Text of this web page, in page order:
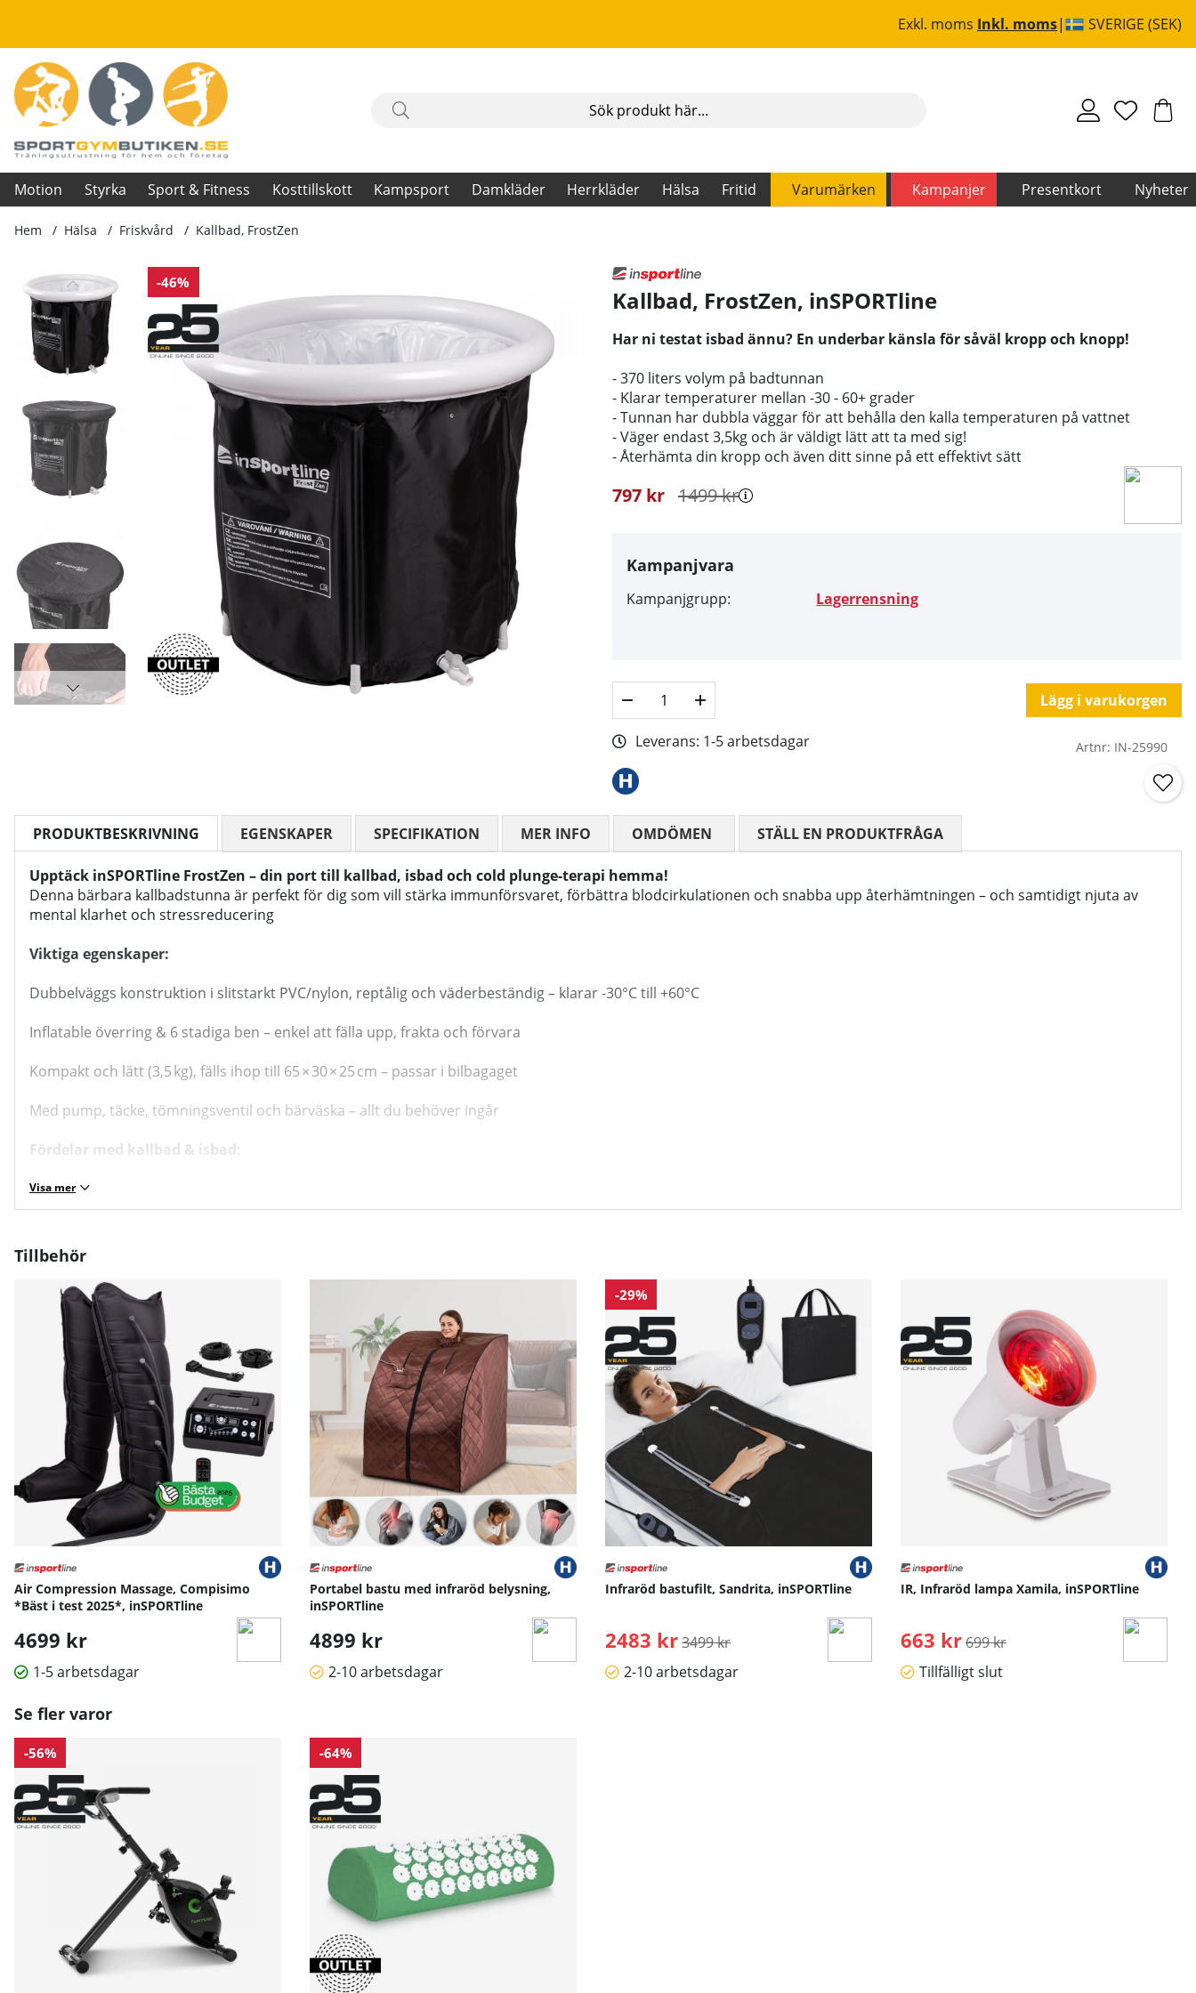
Exkl. moms Inkl. moms SVERIGE (SEK)
Motion Styrka Sport & Fitness Kosttillskott Kampsport Damkläder Herrkläder Hälsa Fritid Varumärken Kampanjer Presentkort Nyheter
Hem Hälsa Friskvård Kallbad, FrostZen
-46%
Produktbilder Kallbad, FrostZen
Kallbad, FrostZen, inSPORTline
Har ni testat isbad ännu? En underbar känsla för såväl kropp och knopp!
- 370 liters volym på badtunnan
- Klarar temperaturer mellan -30 - 60+ grader
- Tunnan har dubbla väggar för att behålla den kalla temperaturen på vattnet
- Väger endast 3,5kg och är väldigt lätt att ta med sig!
- Återhämta din kropp och även ditt sinne på ett effektivt sätt
1499kr
797 kr
Kampanjvara
Kampanjgrupp: Lagerrensning
Lägg i varukorgen
Leverans: 1-5 arbetsdagar Artnr: IN-25990
PRODUKTBESKRIVNING
Upptäck inSPORTline FrostZen – din port till kallbad, isbad och cold plunge-terapi hemma!
Denna bärbara kallbadstunna är perfekt för dig som vill stärka immunförsvaret, förbättra blodcirkulationen och snabba upp återhämtningen – och samtidigt njuta av
mental klarhet och stressreducering
Viktiga egenskaper:
Dubbelväggs konstruktion i slitstarkt PVC/nylon, reptålig och väderbeständig – klarar -30°C till +60°C
Inflatable överring & 6 stadiga ben – enkel att fälla upp, frakta och förvara
Kompakt och lätt (3,5 kg), fälls ihop till 65 × 30 × 25 cm – passar i bilbagaget
Med pump, täcke, tömningsventil och bärväska – allt du behöver ingår
Fördelar med kallbad & isbad:
Stärker immunförsvaret, ökar vita blodkroppar och gör dig tåligare mot stress
Främjar återhämtning – minskar inflammation, lindrar träningsvärk och snabbar upp musklernas återuppbyggnad
Hjälper till med stresshantering och ökar mental skärpa tack vare endorfinutsöndring
Specifikationer
Höjd: 75 cm, Ø: 80 cm, volym: 370 L
Temperaturområde: vatten från –30 °C till +60 °C, luft från –25 °C och uppåt
Bruksanvisning / manual »
Visa mer
EGENSKAPER SPECIFIKATION MER INFO OMDÖMEN MEDELBETYG 0 AV 5 ANTAL BETYG 0
STÄLL EN PRODUKTFRÅGA
Tillbehör
Air Compression Massage, Compisimo
*Bäst i test 2025*, inSPORTline
4699 kr
1-5 arbetsdagar
Portabel bastu med infraröd belysning,
inSPORTline
4899 kr
2-10 arbetsdagar
-29%
Infraröd bastufilt, Sandrita, inSPORTline
2483 kr Ordinarie pris:
3499 kr
2-10 arbetsdagar
IR, Infraröd lampa Xamila, inSPORTline
663 kr Ordinarie pris:
699 kr
Tillfälligt slut
Se fler varor
-56% -64%